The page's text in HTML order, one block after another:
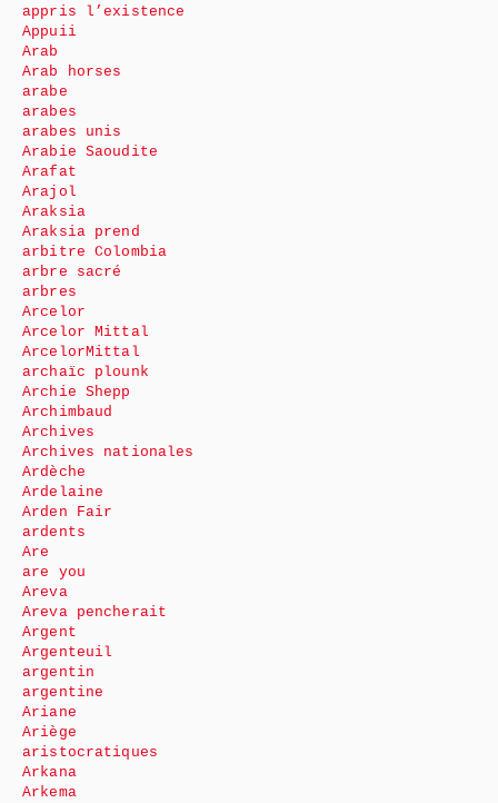
appris l’existence
Appuii
Arab
Arab horses
arabe
arabes
arabes unis
Arabie Saoudite
Arafat
Arajol
Araksia
Araksia prend
arbitre Colombia
arbre sacré
arbres
Arcelor
Arcelor Mittal
ArcelorMittal
archaïc plounk
Archie Shepp
Archimbaud
Archives
Archives nationales
Ardèche
Ardelaine
Arden Fair
ardents
Are
are you
Areva
Areva pencherait
Argent
Argenteuil
argentin
argentine
Ariane
Ariège
aristocratiques
Arkana
Arkema